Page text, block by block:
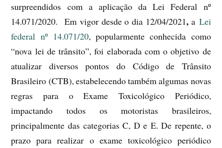
surpreendidos com a aplicação da Lei Federal nº
14.071/2020. Em vigor desde o dia 12/04/2021, a Lei
federal nº 14.071/20, popularmente conhecida como
“nova lei de trânsito”, foi elaborada com o objetivo de
atualizar diversos pontos do Código de Trânsito
Brasileiro (CTB), estabelecendo também algumas novas
regras para o Exame Toxicológico Periódico,
impactando todos os motoristas brasileiros,
principalmente das categorias C, D e E. De repente, o
prazo para realizar o exame toxicológico periódico